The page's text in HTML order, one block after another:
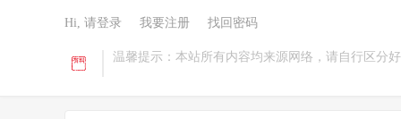
温馨提示：本站所有内容均来源网络，请自行区分
Hi, 请登录 我要注册 找回密码